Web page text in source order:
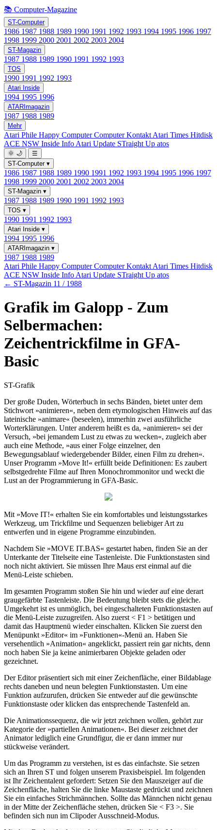
📚 Computer-Magazine
ST-Computer
1986 1987 1988 1989 1990 1991 1992 1993 1994 1995 1996 1997
1998 1999 2000 2001 2002 2003 2004
ST-Magazin
1987 1988 1989 1990 1991 1992 1993
TOS
1990 1991 1992 1993
Atari Inside
1994 1995 1996
ATARImagazin
1987 1988 1989
Mehr
Atari Phile Happy ComputerComputer Kontakt Atari Times Hitdisk
ACE NSW Inside Info Atari Update STraight Up atos
🌞 🌙
☰
ST-Computer ▾
1986 1987 1988 1989 1990 1991 1992 1993 1994 1995 1996 1997
1998 1999 2000 2001 2002 2003 2004
ST-Magazin ▾
1987 1988 1989 1990 1991 1992 1993
TOS ▾
1990 1991 1992 1993
Atari Inside ▾
1994 1995 1996
ATARImagazin ▾
1987 1988 1989
Atari Phile Happy ComputerComputer Kontakt Atari Times Hitdisk
ACE NSW Inside Info Atari Update STraight Up atos
← ST-Magazin 11 / 1988
Grafik im Galopp - Zum
Selbermachen:
Zeichentrickfilme in GFA-
Basic
ST-Grafik
Der große Duden, Wörterbuch in sechs Bänden, bietet unter dem
Stichwort »animieren«, neben dem etymologischen Hinweis auf das
lateinische »animare« (beseelen), immerhin zwei ausführliche
Worterklärungen. Unter anderem heißt es da, »animieren« sei der
Versuch, »bei jemandem Lust zu etwas zu wecken«, zugleich aber
auch eine Methode, »aus einer Folge einzelner, den
Bewegungsablauf wiedergebender Bilder, einen Film zu drehen«.
Unser Programm »Move It!« erfüllt beide Definitionen: Es zaubert
selbstgedrehte Filme auf Ihren Monochrommonitor und weckt die
Lust an der Programmierung in GFA-Basic.
Mit »Move IT!« erhalten Sie ein komfortables und leistungsstarkes
Werkzeug, um Trickfilme und Sequenzen beliebiger Art zu
entwerfen und in eigene Programme einzubinden.
Nachdem Sie »MOVE IT.BAS« gestartet haben, finden Sie an der
Unterkante der Titelseite eine Tastenleiste. Die Funktionstasten sind
noch nicht aktiviert. Sie müssen Ihre Maus erst einmal auf die
Menü-Leiste schieben.
Im gesamten Programm stoßen Sie hin und wieder auf eine derart
graugefärbte Tastenleiste. Die Bedeutung bleibt stets die gleiche.
Umgekehrt ist es unmöglich, bei eingeschalteten Funktionstasten auf
die Menü-Leiste zuzugreifen. Also zuerst < F1 > betätigen und
damit das Hauptmenü wieder einschalten. Klicken Sie zuerst den
Menüpunkt »Editor« im »Funktionen«-Menü an. Haben Sie
versehentlich »Animation« angeklickt, passiert rein gar nichts, denn
noch haben Sie ja keine animierbaren Objekte geladen oder
gezeichnet.
Der Editor präsentiert sich mit einer Zeichenfläche, einer Bildablage
rechts daneben und neun belegten Funktionstasten. Um eine
Funktion aufzurufen, drücken Sie entweder auf die gewünschte
Funktionstaste oder klicken das entsprechende Tastenfeld an.
Die Animationssequenz, die wir jetzt zeichnen wollen, gehört zur
Kategorie der »partiellen Animationen«. Bei dieser zeichnet der
Animator lediglich eine Grundfigur, die er dann immer nur
stückweise verändert.
Um das Programm zu verstehen, ist es das einfachste. Sie setzen
sich an Ihren ST und folgen unserem Praxisbeispiel. Im folgenden
ist Ihr Zeichentalent gefordert: Setzen Sie den Mauszeiger auf die
Zeichenfläche, halten Sie die linke Maustaste gedrückt und zeichnen
Sie ein einfaches Strichmännchen. Sollte das Männchen nicht genau
in der Mitte der Zeichenfläche stehen, drücken Sie < F3 >. Sie
befinden sich nun im Clipoder Ausschneid-Modus.